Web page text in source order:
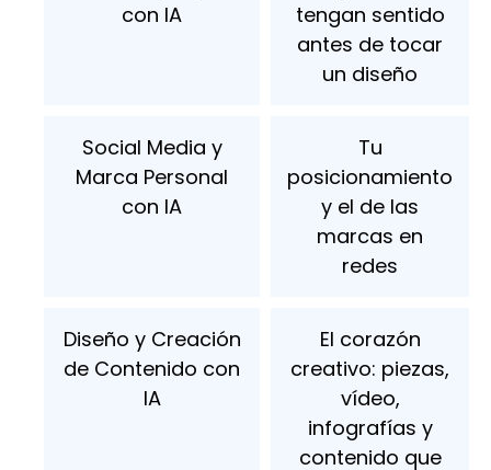
con IA
tengan sentido
antes de tocar
un diseño
Social Media y
Marca Personal
con IA
Tu
posicionamiento
y el de las
marcas en
redes
Diseño y Creación
de Contenido con
IA
El corazón
creativo: piezas,
vídeo,
infografías y
contenido que